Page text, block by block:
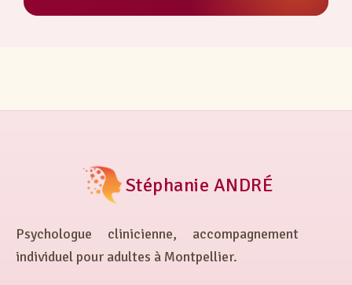
Stéphanie ANDRÉ
Psychologue clinicienne, accompagnement
individuel pour adultes à Montpellier.